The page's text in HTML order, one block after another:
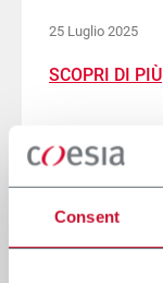
Consent
25 Luglio 2025
SCOPRI DI PIÙ